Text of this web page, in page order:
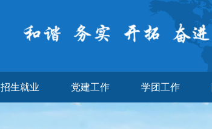
招生就业 党建工作 学团工作